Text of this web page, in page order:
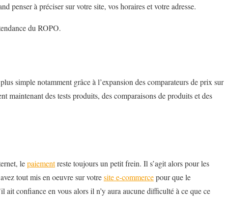
penser à préciser sur votre site, vos horaires et votre adresse.
du ROPO.
simple notamment grâce à l’expansion des comparateurs de prix sur
maintenant des tests produits, des comparaisons de produits et des
lepaiementreste toujours un petit frein. Il s’agit alors pour les
tout mis en oeuvre sur votresite e-commercepour que le
ait confiance en vous alors il n’y aura aucune difficulté à ce que ce